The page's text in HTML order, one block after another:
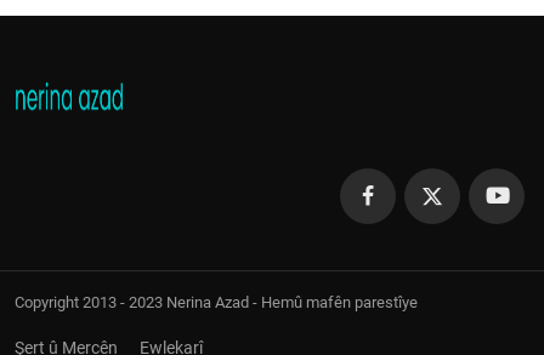
Copyright 2013 - 2023 Nerina Azad - Hemû mafên parestîye
Şert û Mercên Ewlekarî